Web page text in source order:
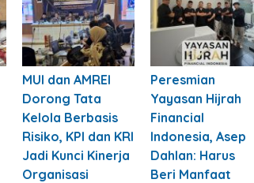
MUI dan AMREI
Dorong Tata
Kelola Berbasis
Risiko, KPI dan KRI
Jadi Kunci Kinerja
Organisasi
Peresmian
Yayasan Hijrah
Financial
Indonesia, Asep
Dahlan: Harus
Beri Manfaat